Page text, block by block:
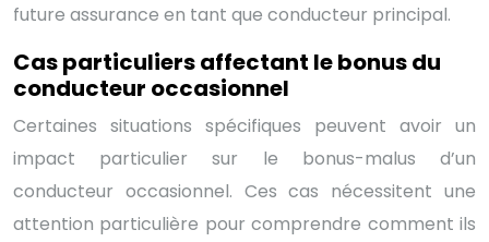
future assurance en tant que conducteur principal.
Cas particuliers affectant le bonus du
conducteur occasionnel
Certaines situations spécifiques peuvent avoir un
impact particulier sur le bonus-malus d’un
conducteur occasionnel. Ces cas nécessitent une
attention particulière pour comprendre comment ils